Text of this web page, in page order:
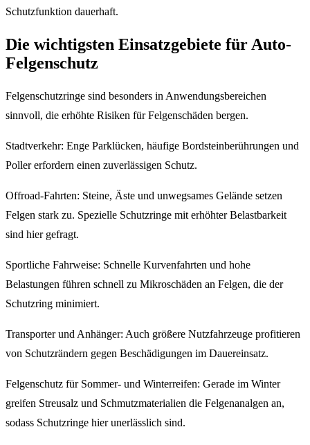
Schutzfunktion dauerhaft.
Die wichtigsten Einsatzgebiete für Auto-
Felgenschutz
Felgenschutzringe sind besonders in Anwendungsbereichen
sinnvoll, die erhöhte Risiken für Felgenschäden bergen.
Stadtverkehr: Enge Parklücken, häufige Bordsteinberührungen und
Poller erfordern einen zuverlässigen Schutz.
Offroad-Fahrten: Steine, Äste und unwegsames Gelände setzen
Felgen stark zu. Spezielle Schutzringe mit erhöhter Belastbarkeit
sind hier gefragt.
Sportliche Fahrweise: Schnelle Kurvenfahrten und hohe
Belastungen führen schnell zu Mikroschäden an Felgen, die der
Schutzring minimiert.
Transporter und Anhänger: Auch größere Nutzfahrzeuge profitieren
von Schutzrändern gegen Beschädigungen im Dauereinsatz.
Felgenschutz für Sommer- und Winterreifen: Gerade im Winter
greifen Streusalz und Schmutzmaterialien die Felgenanalgen an,
sodass Schutzringe hier unerlässlich sind.